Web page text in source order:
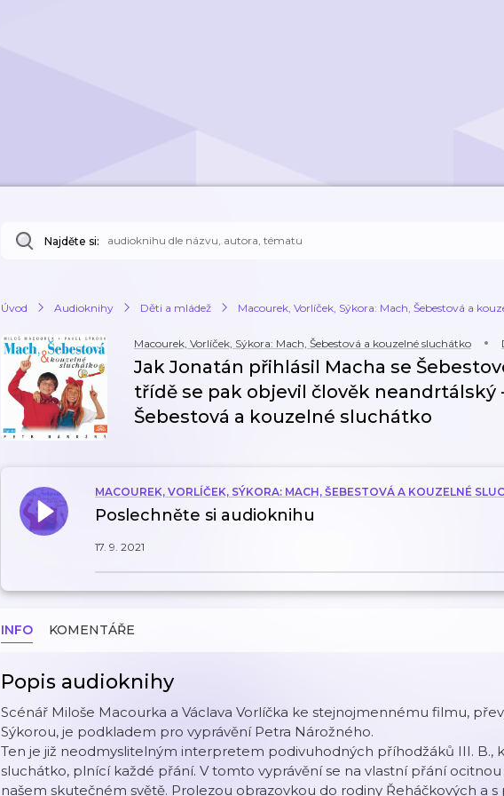
Najděte si:
Úvod Audioknihy Děti a mládež Macourek, Vorlíček, Sýkora: Mach, Šebestová a
Macourek, Vorlíček, Sýkora: Mach, Šebestová a kouzelné sluchátko
Jak Jonatán přihlásil Macha se
třídě se pak objevil člověk neandrtálský
Šebestová a kouzelné sluchátko
MACOUREK, VORLÍČEK, SÝKORA: MACH, ŠEBESTOVÁ A KOUZELNÉ
Poslechněte si audioknihu
17. 9. 2021
INFO KOMENTÁŘE
Popis audioknihy
Scénář Miloše Macourka a Václava Vorlíčka ke stejnojmennému filmu,
Sýkorou, je podkladem pro vyprávění Petra Nárožného.
Ten je již neodmyslitelným interpretem podivuhodných příhodžáků III. B.,
sluchátko, plnící každé přání. V tomto vyprávění se na vlastní přání
našem skutečném světě. Prolezou obrazovkou do rodiny Řeháčkových a